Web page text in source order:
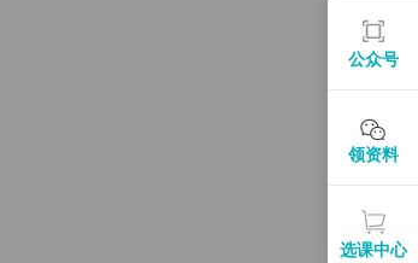
公众号
领资料
选课中心